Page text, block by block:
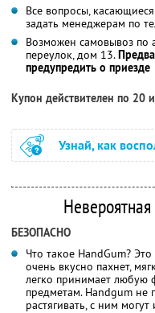
Все вопросы,
задать менеджерам по
Возможен самовывоз по
переулок, дом 13.
предупредить о приезде
Купон действителен по 20
Узнай, как
БЕЗОПАСНО
Что такое HandGum?
очень вкусно пахнет,
легко принимает любую
предметам. Handgum не
растягивать, с ним